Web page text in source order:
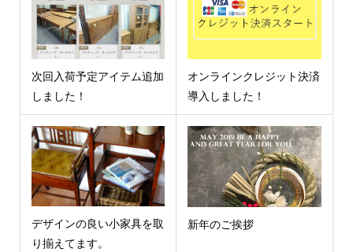
次回入荷予定アイテム追加
しました！
オンラインクレジット決済
導入しました！
デザインの良い小家具を取
り揃えてます。
新年のご挨拶